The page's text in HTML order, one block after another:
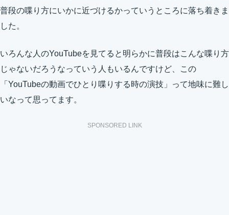
普段の喋り方にいかに近づけるかっていうところに落ち着きま
した。
いろんな人のYouTubeを見てると明らかに普段はこんな喋り方
じゃないだろうなっていう人もいるんですけど、この
「YouTubeの動画でひとり喋りする時の演技」って地味に難し
いなって思ってます。
SPONSORED LINK